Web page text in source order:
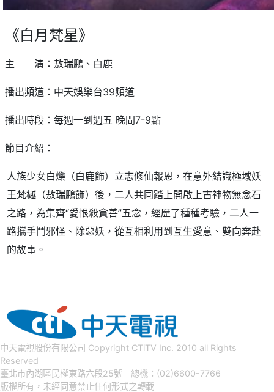
《白月梵星》
主 演：敖瑞鵬、白鹿
播出頻道：中天娛樂台39頻道
播出時段：每週一到週五 晚間7-9點
節目介紹：
人族少女白爍（白鹿飾）立志修仙報恩，在意外結識極域妖
王梵樾（敖瑞鵬飾）後，二人共同踏上開啟上古神物無念石
之路，為集齊“愛恨殺貪善”五念，經歷了種種考驗，二人一
路攜手鬥邪怪、除惡妖，從互相利用到互生愛意、雙向奔赴
的故事。
中天電視股份有限公司 Copyright CTiTV Inc. 2010 all Rights
Reserved
臺北市內湖區民權東路六段25號 總機：(02)6600-7766
版權所有，未經同意禁止任何形式之轉載